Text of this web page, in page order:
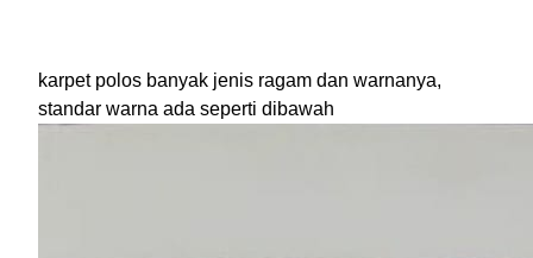
karpet polos banyak jenis ragam dan warnanya,
standar warna ada seperti dibawah